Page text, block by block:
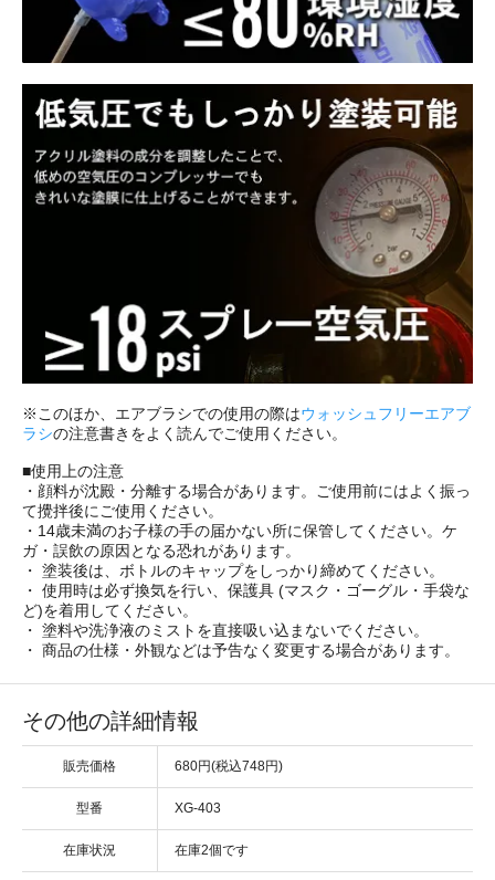
※このほか、エアブラシでの使用の際はウォッシュフリーエアブ
ラシの注意書きをよく読んでご使用ください。
■使用上の注意
・顔料が沈殿・分離する場合があります。ご使用前にはよく振っ
て攪拌後にご使用ください。
・14歳未満のお子様の手の届かない所に保管してください。ケ
ガ・誤飲の原因となる恐れがあります。
・ 塗装後は、ボトルのキャップをしっかり締めてください。
・ 使用時は必ず換気を行い、保護具 (マスク・ゴーグル・手袋な
ど)を着用してください。
・ 塗料や洗浄液のミストを直接吸い込まないでください。
・ 商品の仕様・外観などは予告なく変更する場合があります。
その他の詳細情報
販売価格 680円(税込748円)
型番 XG-403
在庫状況 在庫2個です